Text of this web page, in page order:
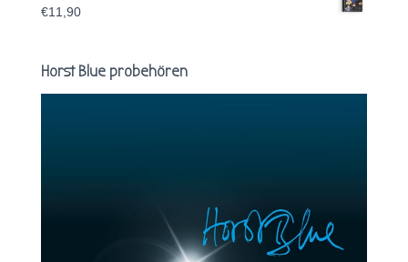
€11,90
Horst Blue probehören